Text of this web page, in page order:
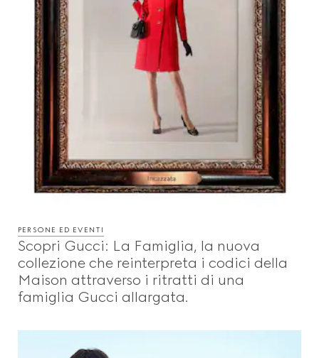
PERSONE ED EVENTI
Scopri Gucci: La Famiglia, la nuova
collezione che reinterpreta i codici della
Maison attraverso i ritratti di una
famiglia Gucci allargata.